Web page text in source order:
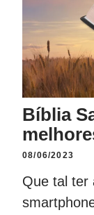
Bíblia
08/06/2023
Que tal ter